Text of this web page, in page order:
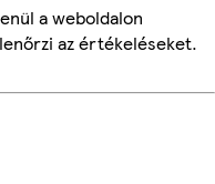
a weboldalon
az értékeléseket.